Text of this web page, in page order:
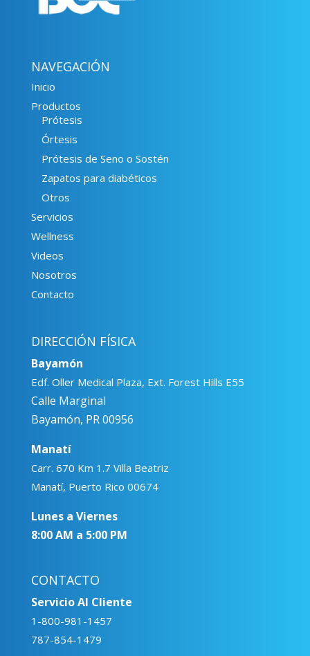
NAVEGACIÓN
Inicio
Productos
Prótesis
Órtesis
Prótesis de Seno o Sostén
Zapatos para diabéticos
Otros
Servicios
Wellness
Videos
Nosotros
Contacto
DIRECCIÓN FÍSICA
Bayamón
Edf. Oller Medical Plaza, Ext. Forest Hills E55
Calle Marginal
Bayamón, PR 00956
Manatí
Carr. 670 Km 1.7 Villa Beatriz
Manatí, Puerto Rico 00674
Lunes a Viernes
8:00 AM a 5:00 PM
CONTACTO
Servicio Al Cliente
1-800-981-1457
787-854-1479